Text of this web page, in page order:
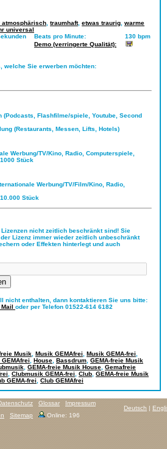
atmosphärisch traumhaft, etwas traurig warme
universal
Beats pro Minute:
130 bpm
Demo (verringerte Qualität):
welche Sie erwerben möchten:
(Podcasts, Flashfilme/spiele, Youtube, Second
(Restaurants, Messen, Lifts, Hotels)
Werbung/TV/Kino, Radio, Computerspiele,
Stück
Werbung/TV/Film/Kino, Radio,
Stück
nicht zeitlich beschränkt sind! Sie
Lizenz immer wieder zeitlich unbeschränkt
oder Effekten hinterlegt und auch
nicht enthalten, dann kontaktieren Sie uns bitte:
oder per Telefon 01522-614 6182
Musik Musik GEMAfrei Musik GEMA-frei
GEMAfrei House Bassdrum GEMA-freie Musik
GEMA-freie Musik House Gemafreie
Clubmusik GEMA-frei Club GEMA-freie Musik
GEMA-frei Club GEMAfrei
Deutsch |
Glossar
Impressum
Sitemap Online: 196